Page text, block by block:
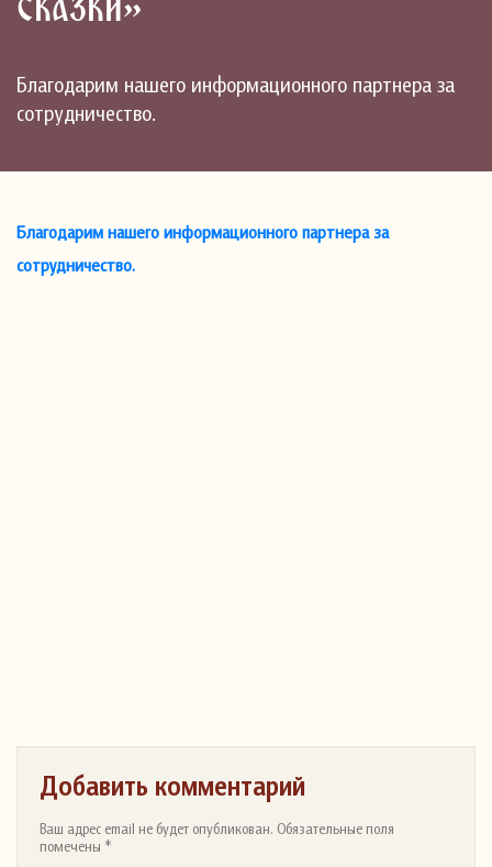
сказки»
Благодарим нашего информационного партнера за
сотрудничество.
Благодарим нашего информационного партнера за
сотрудничество.
Добавить комментарий
Ваш адрес email не будет опубликован. Обязательные поля
помечены *